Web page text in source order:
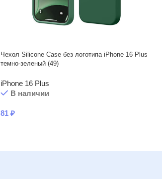
Чехол Silicone Case без логотипа iPhone 16 Plus
темно-зеленый (49)
iPhone 16 Plus
В наличии
81 ₽